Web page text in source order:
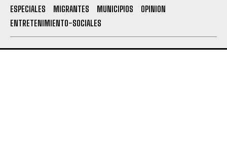
ESPECIALES MIGRANTES MUNICIPIOS
OPINION
ENTRETENIMIENTO-SOCIALES